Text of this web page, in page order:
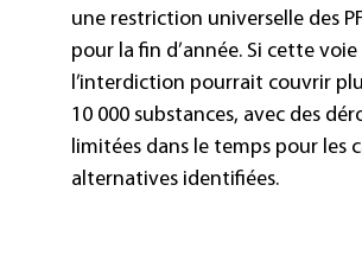
une restriction universelle des
pour la fin d’année. Si cette
l’interdiction pourrait couvrir
10 000 substances, avec des
limitées dans le temps pour les
alternatives identifiées.